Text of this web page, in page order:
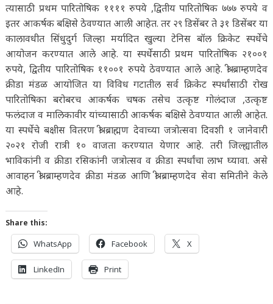
त्यासाठी प्रथम पारितोषिक ११११ रुपये ,द्वितीय पारितोषिक ७७७ रुपये व
इतर आकर्षक बक्षिसे ठेवण्यात आली आहेत. तर २९ डिसेंबर ते ३१ डिसेंबर या
कालावधीत सिंधुदुर्ग जिल्हा मर्यादित खुल्या टेनिस बॉल क्रिकेट स्पर्धेचे
आयोजन करण्यात आले आहे. या स्पर्धेसाठी प्रथम पारितोषिक २१००१
रुपये, द्वितीय पारितोषिक ११००१ रुपये ठेवण्यात आले आहे. श्री ब्राम्हणदेव
क्रीडा मंडळ आयोजित या विविध गटातील सर्व क्रिकेट स्पर्धांसाठी रोख
पारितोषिका बरोबरच आकर्षक चषक तसेच उत्कृष्ट गोलंदाज ,उत्कृष्ट
फलंदाज व मालिकावीर यांच्यासाठी आकर्षक बक्षिसे ठेवण्यात आली आहेत.
या स्पर्धेचे बक्षीस वितरण श्री ब्राह्मण देवाच्या जत्रोत्सवा दिवशी १ जानेवारी
२०२१ रोजी रात्री १० वाजता करण्यात येणार आहे. तरी जिल्ह्यातील
भाविकांनी व क्रीडा रसिकांनी जत्रोत्सव व क्रीडा स्पर्धांचा लाभ घ्यावा. असे
आवाहन श्री ब्राम्हणदेव क्रीडा मंडळ आणि श्री ब्राम्हणदेव सेवा समितीने केले
आहे.
Share this:
WhatsApp Facebook X
LinkedIn Print